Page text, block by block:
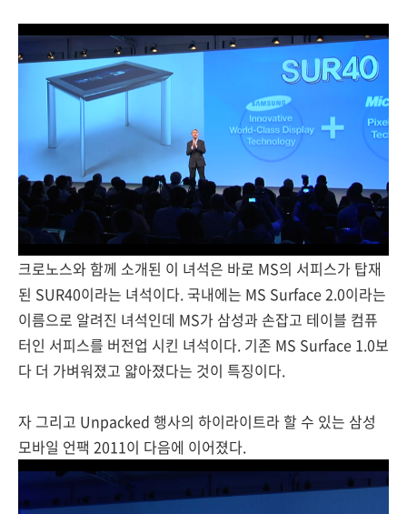
크로노스와 함께 소개된 이 녀석은 바로 MS의 서피스가 탑재
된 SUR40이라는 녀석이다. 국내에는 MS Surface 2.0이라는
이름으로 알려진 녀석인데 MS가 삼성과 손잡고 테이블 컴퓨
터인 서피스를 버전업 시킨 녀석이다. 기존 MS Surface 1.0보
다 더 가벼워졌고 얇아졌다는 것이 특징이다.
자 그리고 Unpacked 행사의 하이라이트라 할 수 있는 삼성
모바일 언팩 2011이 다음에 이어졌다.